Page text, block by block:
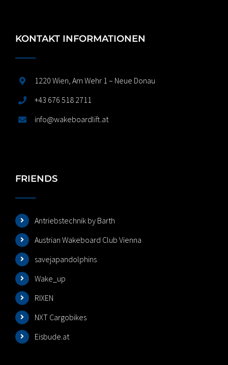
KONTAKT INFORMATIONEN
1220 Wien, Am Wehr 1 – Neue Donau
+43 676 518 2711
info@wakeboardlift.at
FRIENDS
Antriebstechnik by Barth
Austrian Wakeboard Club Vienna
savejapandolphins
Wake_up
RIXEN
NXT Cargobikes
Eisbude.at